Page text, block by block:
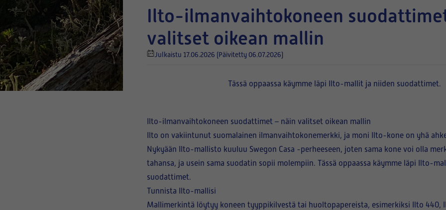
Ilto-ilmanvaihtokoneen suodattimet – näin
valitset oikean mallin
Julkaistu 17.06.2026 (Päivitetty 06.07.2026)
Tässä oppaassa käymme läpi Ilto-mallit ja niiden suodattimet.
Ilto-ilmanvaihtokoneen suodattimet – näin valitset oikean mallin
Ilto on vakiintunut suomalainen ilmanvaihtokonemerkki, ja moni Ilto-kone on yhä
Nykyään Ilto-mallisto kuuluu Swegon Casa -perheeseen, joten sama kone voi olla
tahansa, ja usein sama suodatin sopii molempiin. Tässä oppaassa käymme läpi Ilto-
suodattimet.
Tunnista Ilto-mallisi
Mallimerkintä löytyy koneen tyyppikilvestä tai huoltopapereista, esimerkiksi Ilto 440,